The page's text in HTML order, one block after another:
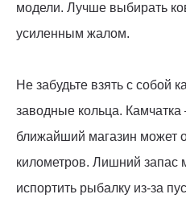
модели. Лучше выбирать
усиленным жалом.
Не забудьте взять с собой
заводные кольца.
ближайший магазин может
километров. Лишний запас
испортить рыбалку из-за